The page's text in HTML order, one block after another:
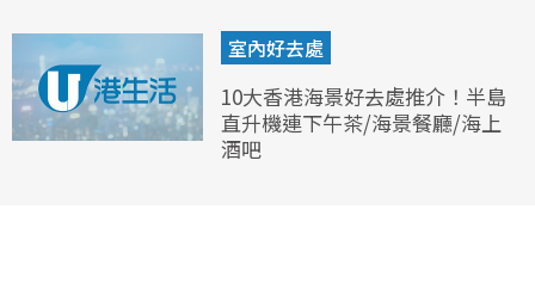
室內好去處
10大香港海景好去處推介！半島
直升機連下午茶/海景餐廳/海上
酒吧